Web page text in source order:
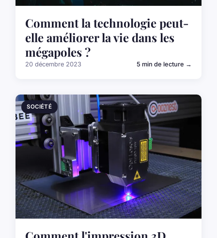
Comment la technologie peut-
elle améliorer la vie dans les
mégapoles ?
20 décembre 2023 5 min de lecture →
SOCIÉTÉ